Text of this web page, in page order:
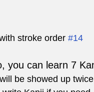
stroke order #14
you can learn 7
be showed up